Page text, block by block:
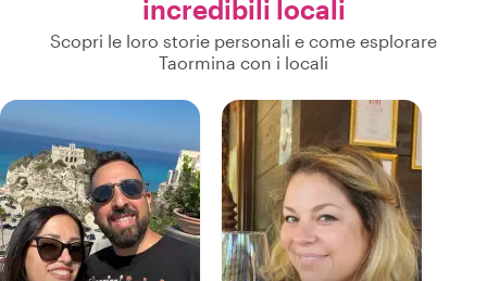
incredibili locali
Scopri le loro storie personali e come esplorare
Taormina con i locali